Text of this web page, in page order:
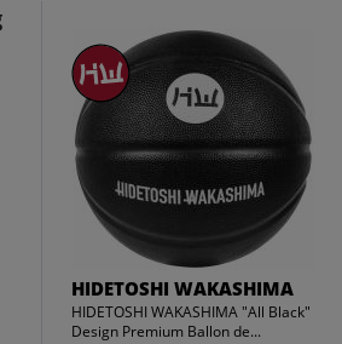
HIDETOSHI WAKASHIMA
HIDETOSHI WAKASHIMA "All Black"
Design Premium Ballon de...